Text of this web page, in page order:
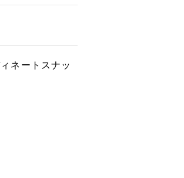
ネートスナッ